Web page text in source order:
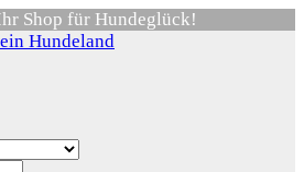
Shop für Hundeglück!